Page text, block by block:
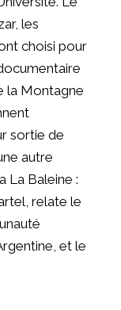
les
choisi pour
la Montagne
sortie de
autre
La Baleine :
relate le
et le